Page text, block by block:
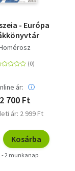
- Európa
ár:
2 700 Ft
ár: 2 999 Ft
Kosárba
- 2 munkanap